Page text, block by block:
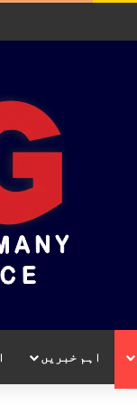
اہم خبریں